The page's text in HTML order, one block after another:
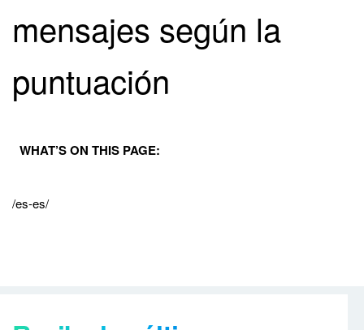
mensajes según la
puntuación
WHAT’S ON THIS PAGE:
/es-es/